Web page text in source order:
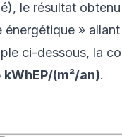
le résultat
énergétique »
ci-dessous, la
kWhEP/(m²/an).